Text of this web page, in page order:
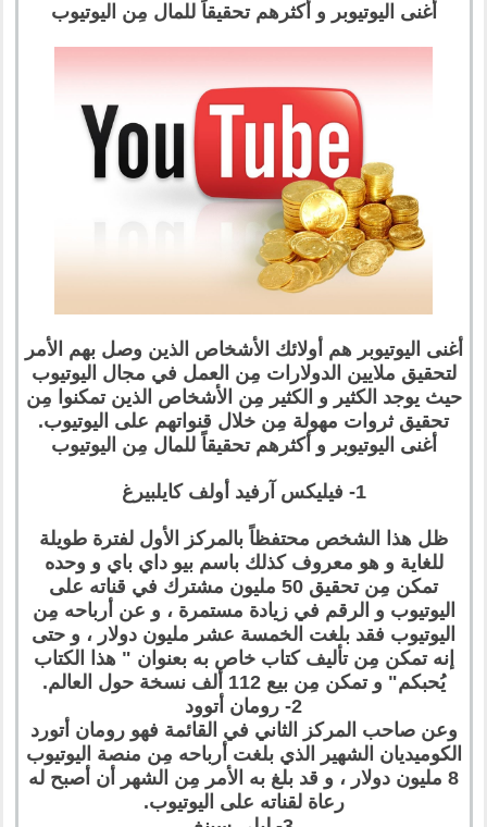
أغنى اليوتيوبر و أكثرهم تحقيقاً للمال مِن اليوتيوب
أغنى اليوتيوبر هم أولائك الأشخاص الذين وصل بهم الأمر
لتحقيق ملايين الدولارات مِن العمل في مجال اليوتيوب
حيث يوجد الكثير و الكثير مِن الأشخاص الذين تمكنوا مِن
تحقيق ثروات مهولة مِن خلال قنواتهم على اليوتيوب.
أغنى اليوتيوبر و أكثرهم تحقيقاً للمال مِن اليوتيوب
1- فيليكس آرفيد أولف كايلبيرغ
ظل هذا الشخص محتفظاً بالمركز الأول لفترة طويلة
للغاية و هو معروف كذلك باسم بيو داي باي و وحده
تمكن مِن تحقيق 50 مليون مشترك في قناته على
اليوتيوب و الرقم في زيادة مستمرة ، و عن أرباحه مِن
اليوتيوب فقد بلغت الخمسة عشر مليون دولار ، و حتى
إنه تمكن مِن تأليف كتاب خاص به بعنوان " هذا الكتاب
يُحبكم" و تمكن مِن بيع 112 ألف نسخة حول العالم.
2- رومان أتوود
وعن صاحب المركز الثاني في القائمة فهو رومان أتورد
الكوميديان الشهير الذي بلغت أرباحه مِن منصة اليوتيوب
8 مليون دولار ، و قد بلغ به الأمر مِن الشهر أن أصبح له
رعاة لقناته على اليوتيوب.